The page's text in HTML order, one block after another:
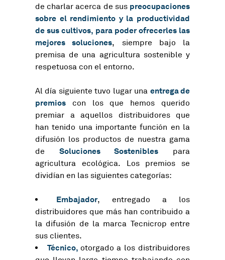
de charlar acerca de sus preocupaciones
sobre el rendimiento y la productividad
de sus cultivos, para poder ofrecerles las
mejores soluciones, siempre bajo la
premisa de una agricultura sostenible y
respetuosa con el entorno.
Al día siguiente tuvo lugar una entrega de
premios con los que hemos querido
premiar a aquellos distribuidores que
han tenido una importante función en la
difusión los productos de nuestra gama
de Soluciones Sostenibles para
agricultura ecológica. Los premios se
dividían en las siguientes categorías:
Embajador, entregado a los
distribuidores que más han contribuido a
la difusión de la marca Tecnicrop entre
sus clientes.
Técnico, otorgado a los distribuidores